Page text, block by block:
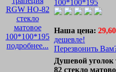
подробнее...
100*100*195
Наша цена:
дешевле!
Перезвонить
Душевой
82 стекло